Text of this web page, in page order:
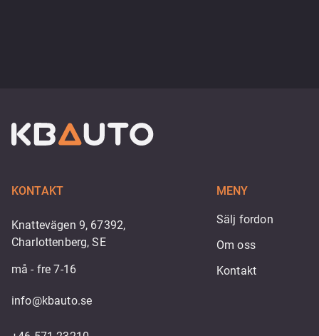
KONTAKT
Knattevägen 9, 67392,
Charlottenberg, SE
må - fre 7-16
info@kbauto.se
MENY
Sälj fordon
Om oss
Kontakt